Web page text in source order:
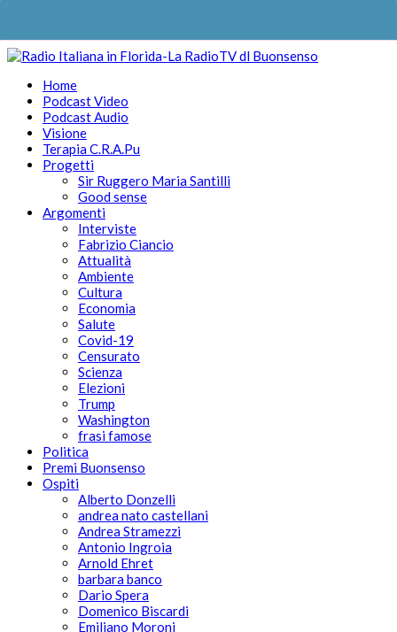
Home
Podcast Video
Podcast Audio
Visione
Terapia C.R.A.Pu
Progetti
Sir Ruggero Maria Santilli
Good sense
Argomenti
Interviste
Fabrizio Ciancio
Attualità
Ambiente
Cultura
Economia
Salute
Covid-19
Censurato
Scienza
Elezioni
Trump
Washington
frasi famose
Politica
Premi Buonsenso
Ospiti
Alberto Donzelli
andrea nato castellani
Andrea Stramezzi
Antonio Ingroia
Arnold Ehret
barbara banco
Dario Spera
Domenico Biscardi
Emiliano Moroni